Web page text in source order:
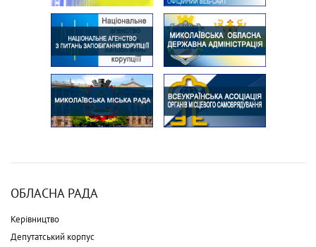
ОБЛАСНА РАДА
Керівництво
Депутатський корпус